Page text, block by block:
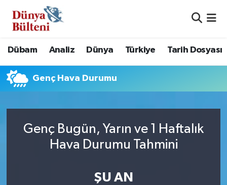
Dübam Analiz Dünya Türkiye Tarih Dosyası
Genç Hava Durumu
Genç Bugün, Yarın ve 1 Haftalık
Hava Durumu Tahmini
ŞU AN
Hava Durumu
Namaz Vakitleri
Süper Lig Puan Durumu ve Fikstür